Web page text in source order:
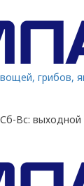
грибов,
Вс: выходной